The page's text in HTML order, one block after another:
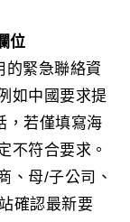
位
的緊急聯絡資
如中國要求提
，若僅填寫海
不符合要求。
、母/子公司、
確認最新要